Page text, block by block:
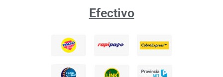
Efectivo